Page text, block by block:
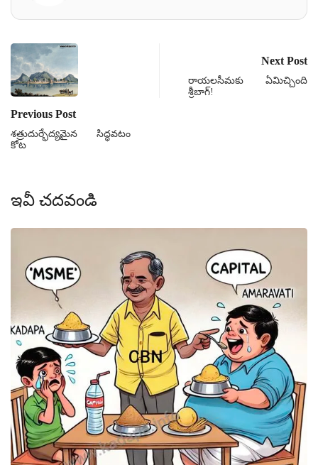
Previous Post
శత్రుదుర్భేద్యమైన సిద్ధవటం
కోట
Next Post
రాయలసీమకు ఏమిచ్చింది
శ్రీబాగ్‌!
ఇవీ చదవండి